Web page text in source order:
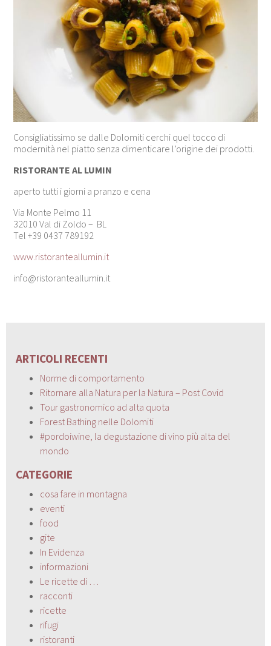
Consigliatissimo se dalle Dolomiti cerchi quel tocco di
modernità nel piatto senza dimenticare l’origine dei prodotti.
RISTORANTE AL LUMIN
aperto tutti i giorni a pranzo e cena
Via Monte Pelmo 11
32010 Val di Zoldo – BL
Tel +39 0437 789192
www.ristoranteallumin.it
info@ristoranteallumin.it
ARTICOLI RECENTI
Norme di comportamento
Ritornare alla Natura per la Natura – Post Covid
Tour gastronomico ad alta quota
Forest Bathing nelle Dolomiti
#pordoiwine, la degustazione di vino più alta del
mondo
CATEGORIE
cosa fare in montagna
eventi
food
gite
In Evidenza
informazioni
Le ricette di …
racconti
ricette
rifugi
ristoranti